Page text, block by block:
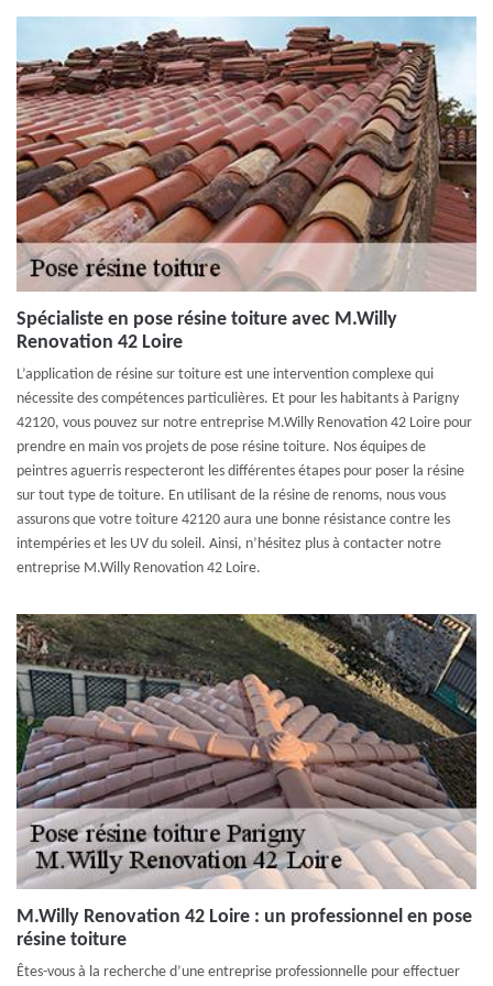
Spécialiste en pose résine toiture avec M.Willy
Renovation 42 Loire
L’application de résine sur toiture est une intervention complexe qui
nécessite des compétences particulières. Et pour les habitants à Parigny
42120, vous pouvez sur notre entreprise M.Willy Renovation 42 Loire pour
prendre en main vos projets de pose résine toiture. Nos équipes de
peintres aguerris respecteront les différentes étapes pour poser la résine
sur tout type de toiture. En utilisant de la résine de renoms, nous vous
assurons que votre toiture 42120 aura une bonne résistance contre les
intempéries et les UV du soleil. Ainsi, n’hésitez plus à contacter notre
entreprise M.Willy Renovation 42 Loire.
M.Willy Renovation 42 Loire : un professionnel en pose
résine toiture
Êtes-vous à la recherche d’une entreprise professionnelle pour effectuer